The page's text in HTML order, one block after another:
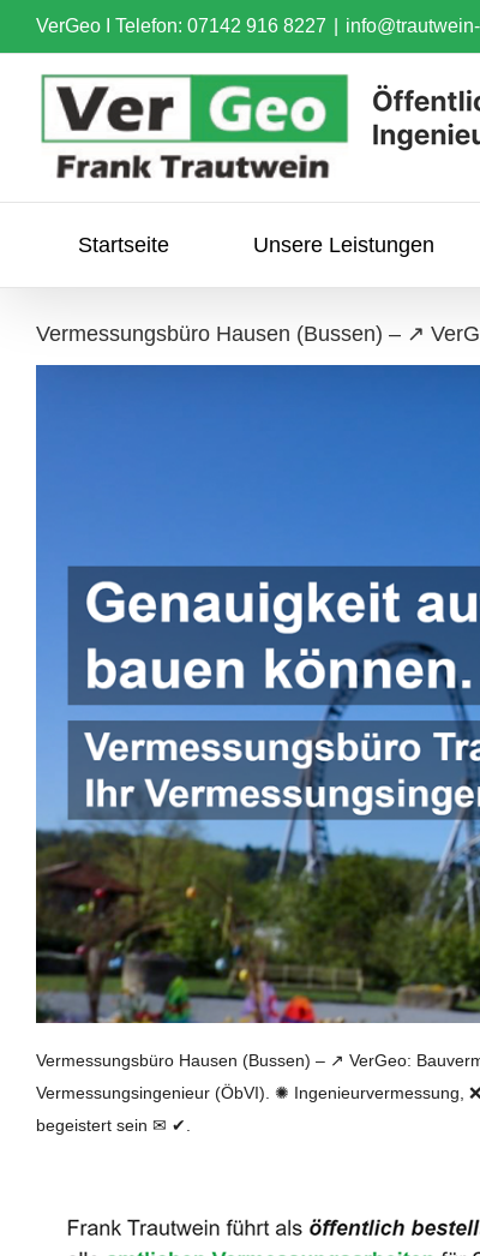
Skip
to
content
VerGeo I Telefon: 07142 916 8227
Startseite Unsere Leistungen
Vermessungsbüro Hausen (Bussen) – ↗️
Vermessungsbüro Hausen (Bussen) – ↗️ VerGeo:
Vermessungsingenieur (ÖbVI). ✺ Ingenieurvermessung,
begeistert sein ✉ ✔.